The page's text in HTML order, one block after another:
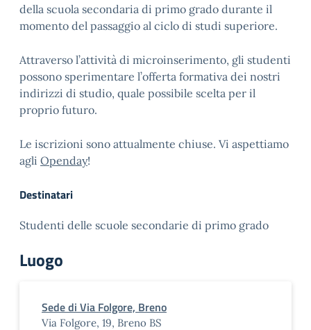
della scuola secondaria di primo grado durante il
momento del passaggio al ciclo di studi superiore.
Attraverso l’attività di microinserimento, gli studenti
possono sperimentare l’offerta formativa dei nostri
indirizzi di studio, quale possibile scelta per il
proprio futuro.
Le iscrizioni sono attualmente chiuse. Vi aspettiamo
agli Openday!
Destinatari
Studenti delle scuole secondarie di primo grado
Luogo
Sede di Via Folgore, Breno
Via Folgore, 19, Breno BS